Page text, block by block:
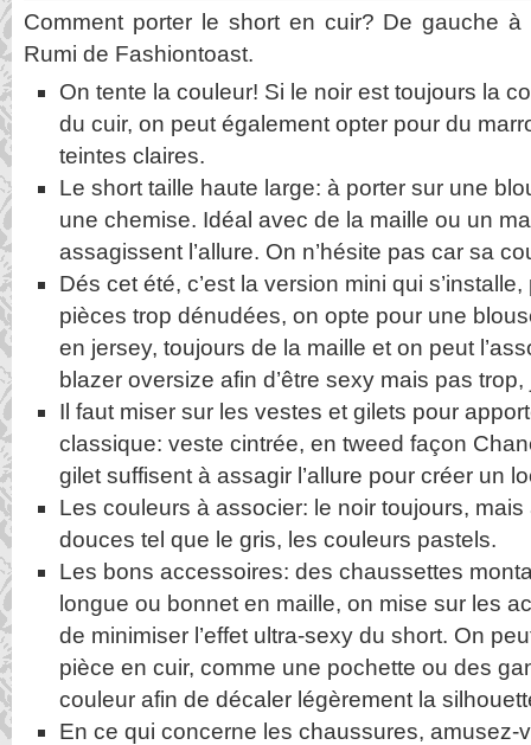
Comment porter le short en cuir? De gauche à
Rumi de Fashiontoast.
On tente la couleur! Si le noir est toujours la
du cuir, on peut également opter pour du
teintes claires.
Le short taille haute large: à porter sur une
une chemise. Idéal avec de la maille ou un
assagissent l’allure. On n’hésite pas car sa
Dés cet été, c’est la version mini qui
pièces trop dénudées, on opte pour une
en jersey, toujours de la maille et on peut
blazer oversize afin d’être sexy mais pas trop,
Il faut miser sur les vestes et gilets pour
classique: veste cintrée, en tweed façon
gilet suffisent à assagir l’allure pour créer un
Les couleurs à associer: le noir toujours,
douces tel que le gris, les couleurs pastels.
Les bons accessoires: des chaussettes
longue ou bonnet en maille, on mise sur les
de minimiser l’effet ultra-sexy du short. On
pièce en cuir, comme une pochette ou des
couleur afin de décaler légèrement la
En ce qui concerne les chaussures, amusez-